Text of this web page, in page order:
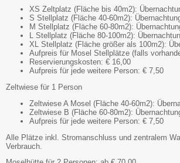
XS Zeltplatz (Fläche bis 40m2):
S Stellplatz (Fläche 40-60m2):
M Stellplatz (Fläche 60-80m2):
L Stellplatz (Fläche 80-100m2):
XL Stellplatz (Fläche größer als 100m2):
Aufpreis für Mosel Stellplätze (falls
Reservierungskosten: € 16,00
Aufpreis für jede weitere Person: € 7,50
Zeltwiese für 1 Person
Zeltwiese A Mosel (Fläche 40-60m2):
Zeltwiese B (Fläche 60-80m2):
Aufpreis für jede weitere Person: € 7,50
Alle Plätze inkl. Stromanschluss und zentralem
Verbrauch.